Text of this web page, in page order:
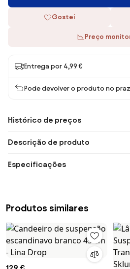
Gostei
Preço
Entrega por 4,99 €
Pode devolver o produto no
Histórico de preços
Descrição de produto
Especificações
Produtos similares